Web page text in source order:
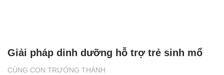
CÙNG CON TRƯỞNG THÀNH
Giải pháp dinh dưỡng hỗ trợ trẻ sinh mổ